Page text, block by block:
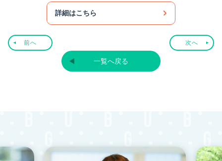
詳細はこちら
前へ 次へ
一覧へ戻る